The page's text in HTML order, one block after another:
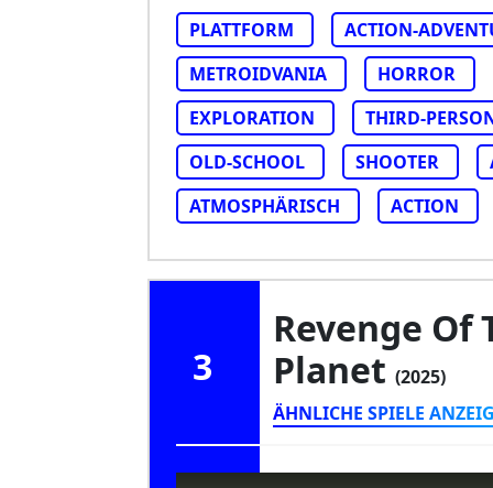
PLATTFORM
ACTION-
METROIDVANIA
HORROR
EXPLORATION
THIRD-
OLD-SCHOOL
SHOOTER
ATMOSPHÄRISCH
ACTION
3
Revenge Of
Planet (2025)
ÄHNLICHE SPIELE